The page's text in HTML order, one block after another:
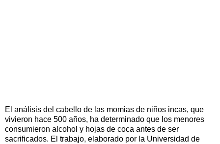
El análisis del cabello de las momias de niños incas, que
vivieron hace 500 años, ha determinado que los menores
consumieron alcohol y hojas de coca antes de ser
sacrificados. El trabajo, elaborado por la Universidad de